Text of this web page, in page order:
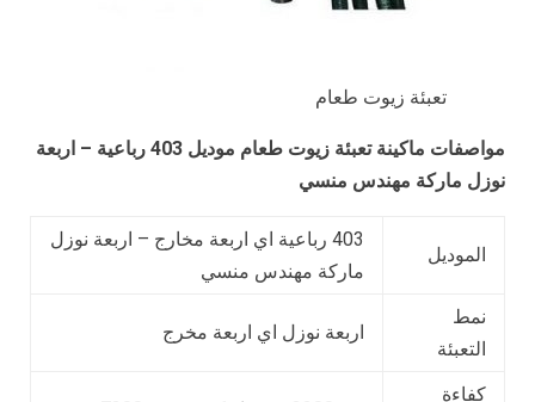
تعبئة زيوت طعام
مواصفات ماكينةتعبئة زيوت طعام
موديل 403 رباعية – اربعة
نوزل ماركة مهندس منسي
الموديل
403 رباعية اي اربعة مخارج – اربعة نوزل
ماركة مهندس منسي
نمط
التعبئة
اربعة نوزل اي اربعة مخرج
كفاءة